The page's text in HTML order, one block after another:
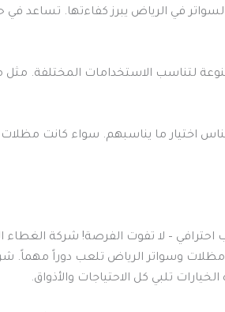
في الرياض يبرز كفاءتها.
لتناسب الاستخدامات المختلفة.
اختيار ما يناسبهم. سواء كانت
– لا تفوت الفرصة! شركة الغطاء
مظلات وسواتر الرياض تلعب دوراً مهماً.
تلبي كل الاحتياجات والأذواق.